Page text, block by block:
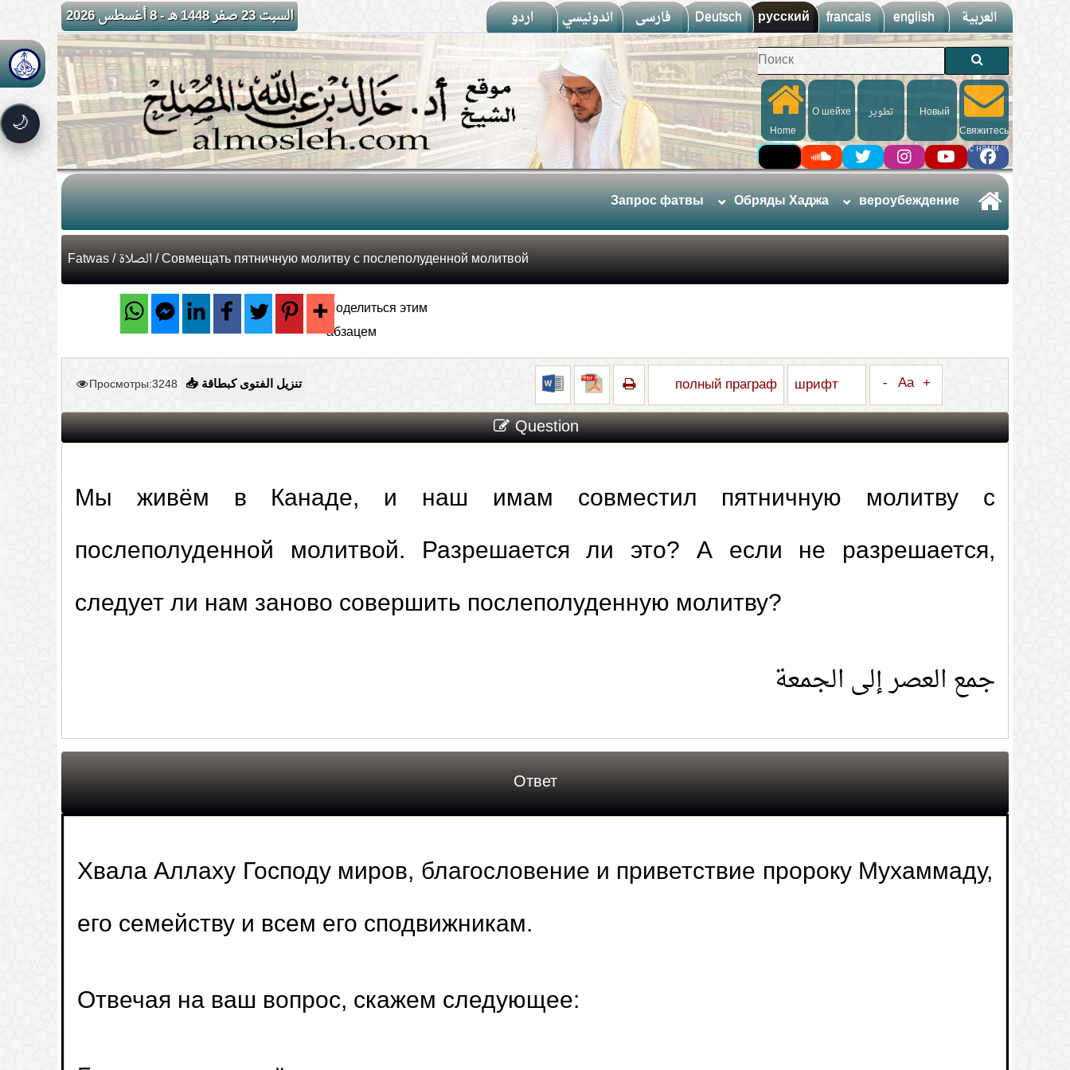
العربية english
francais
русский
Deutsch فارسى اندونيسي اردو السبت 23 صفر 1448 هـ - 8 أغسطس 2026
🌙 Home
О шейхе تطوير
Новый
Свяжитесь
с нами
вероубеждение
Обряды Хаджа
Запрос фатвы
Fatwas/الصلاة/ Совмещать пятничную молитву с послеполуденной молитвой
Поделиться этим
абзацем
Просмотры:3248 📥 تنزيل الفتوى كبطاقة полный праграф шрифт - Aa +
Question
Мы живём в Канаде, и наш имам совместил пятничную молитву с
послеполуденной молитвой. Разрешается ли это? А если не разрешается,
следует ли нам заново совершить послеполуденную молитву?
جمع العصر إلى الجمعة
Ответ
Хвала Аллаху Господу миров, благословение и приветствие пророку Мухаммаду,
его семейству и всем его сподвижникам.
Отвечая на ваш вопрос, скажем следующее: